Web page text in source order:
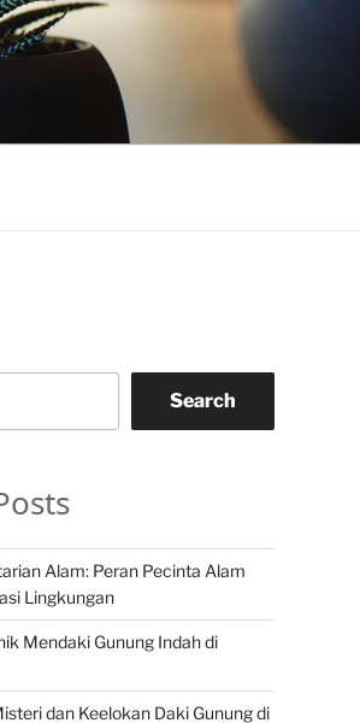
Search
Alam: Peran Pecinta Alam
Lingkungan
Mendaki Gunung Indah di
dan Keelokan Daki Gunung di